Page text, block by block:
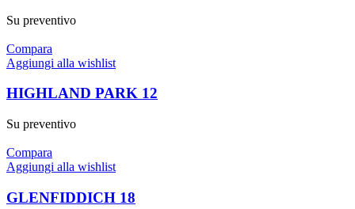
Su preventivo
Compara
Aggiungi alla wishlist
HIGHLAND PARK 12
Su preventivo
Compara
Aggiungi alla wishlist
GLENFIDDICH 18